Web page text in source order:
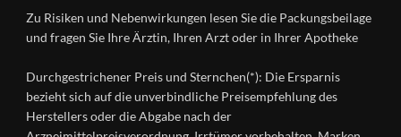
Datenschutz
Nutzungsbedingungen
Ratgeber
Wirkstoffe
Gesundheitsmagazin
Händlerlogin
Instagram
Zu Risiken und Nebenwirkungen lesen Sie die Packungsbeilage
und fragen Sie Ihre Ärztin, Ihren Arzt oder in Ihrer Apotheke
Durchgestrichener Preis und Sternchen(*): Die Ersparnis
bezieht sich auf die unverbindliche Preisempfehlung des
Herstellers oder die Abgabe nach der